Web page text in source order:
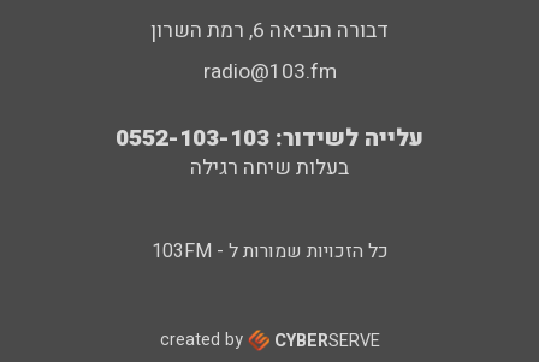
דבורה הנביאה 6, רמת השרון
radio@103.fm
עלייה לשידור: 0552-103-103
בעלות שיחה רגילה
כל הזכויות שמורות ל - 103FM
created by CYBERSERVE